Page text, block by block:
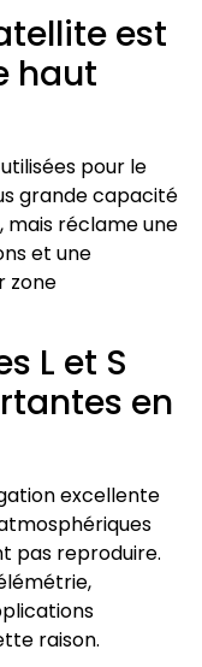
est
haut
pour le
grande capacité
réclame une
et une
zone
L et S
en
excellente
pas reproduire.
raison.